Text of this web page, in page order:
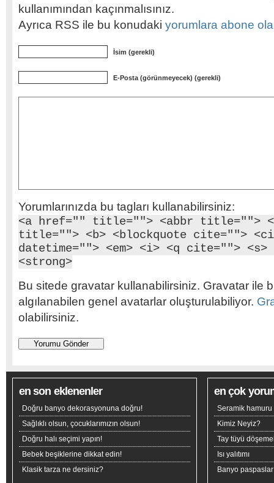
kullanımından kaçınmalısınız.
Ayrıca RSS ile bu konudaki yorumlara abone
İsim (gerekli)
E-Posta (görünmeyecek) (gerekli)
Yorumlarınızda bu tagları kullanabilirsiniz:
<a href="" title=""> <abbr title="">
title=""> <b> <blockquote cite="">
datetime=""> <em> <i> <q cite="">
<strong>
Bu sitede gravatar kullanabilirsiniz. Gravatar ile
algılanabilen genel avatarlar oluşturulabiliyor.
olabilirsiniz.
en son eklenenler
Doğru banyo dekorasyonuna doğru!
Sağlıklı olsun, çocuklarımızın olsun!
Doğru halı seçimi yapın!
Bebek beşiklerine dikkat edin!
Klasik tarza ne dersiniz?
en çok
Seramik hamuru
Kimiz Neyiz?
Tay tüyü
Isı yalıtımı
Banyo